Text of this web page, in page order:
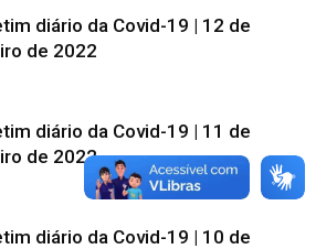
diário da Covid-19 | 12 de
de 2022
diário da Covid-19 | 11 de
de 2022
diário da Covid-19 | 10 de